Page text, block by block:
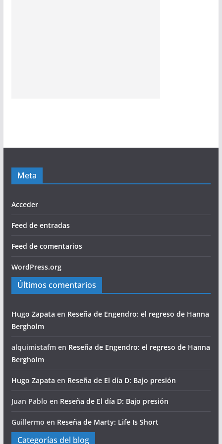
Meta
Acceder
Feed de entradas
Feed de comentarios
WordPress.org
Últimos comentarios
Hugo Zapata en Reseña de Engendro: el regreso de Hanna
Bergholm
alquimistafmen Reseña de Engendro: el regreso de Hanna
Bergholm
Hugo Zapata en Reseña de El día D: Bajo presión
Juan Pablo en Reseña de El día D: Bajo presión
Guillermo en Reseña de Marty: Life Is Short
Categorías del blog